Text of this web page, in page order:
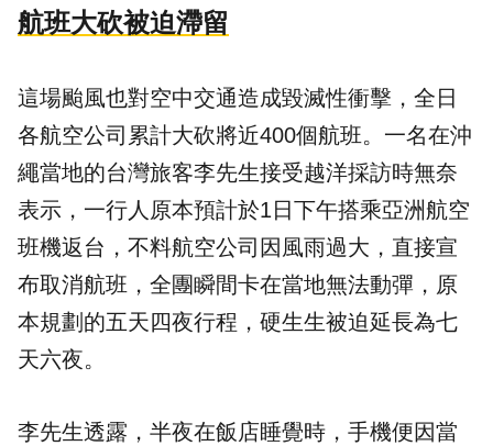
航班大砍被迫滯留
這場颱風也對空中交通造成毀滅性衝擊，全日
各航空公司累計大砍將近400個航班。一名在沖
繩當地的台灣旅客李先生接受越洋採訪時無奈
表示，一行人原本預計於1日下午搭乘亞洲航空
班機返台，不料航空公司因風雨過大，直接宣
布取消航班，全團瞬間卡在當地無法動彈，原
本規劃的五天四夜行程，硬生生被迫延長為七
天六夜。
李先生透露，半夜在飯店睡覺時，手機便因當